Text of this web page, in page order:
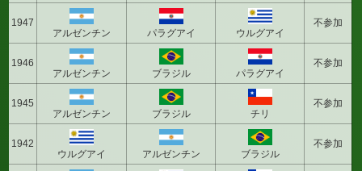
1947
アルゼンチン
パラグアイ ウルグアイ
不参加
1946
アルゼンチン
ブラジル パラグアイ
不参加
1945
アルゼンチン
ブラジル チリ
不参加
1942
ウルグアイ
アルゼンチン ブラジル
不参加